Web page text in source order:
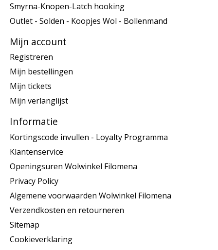
Smyrna-Knopen-Latch hooking
Outlet - Solden - Koopjes Wol - Bollenmand
Mijn account
Registreren
Mijn bestellingen
Mijn tickets
Mijn verlanglijst
Informatie
Kortingscode invullen - Loyalty Programma
Klantenservice
Openingsuren Wolwinkel Filomena
Privacy Policy
Algemene voorwaarden Wolwinkel Filomena
Verzendkosten en retourneren
Sitemap
Cookieverklaring